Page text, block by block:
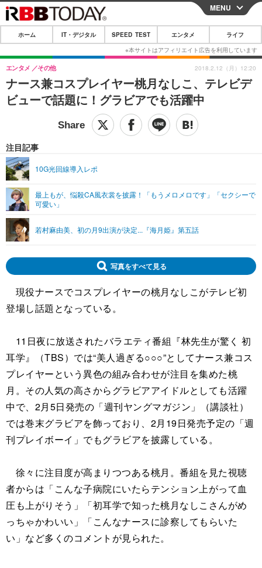
CLOSE
ホーム
IT・デジタル
IT・デジタルTOP スマートフォン
その他
SPEED TEST
映画・ドラマ
グラビア
ショッピング その他
ライフTOP
その他
リリース一覧
プッシュ通知の停止方法
MENU
ホーム IT・デジタル SPEED TEST エンタメ ライフ
ナース兼コスプレイヤー桃月なしこ、テレビデ
ビューで話題に！グラビアでも活躍中
エンタメ その他
注目記事
10G光回線導入レポ
最上もが、悩殺CA風衣裳を披露！「もうメロメロです」「セクシーで
可愛い」
若村麻由美、初の月9出演が決定...『海月姫』第五話
2018.2.12（月）12:20
写真をすべて見る
現役ナースでコスプレイヤーの桃月なしこがテレビ初
登場し話題となっている。
11日夜に放送されたバラエティ番組『林先生が驚く 初
耳学』（TBS）では“美人過ぎる○○○”としてナース兼コス
プレイヤーという異色の組み合わせが注目を集めた桃
月。その人気の高さからグラビアアイドルとしても活躍
中で、2月5日発売の「週刊ヤングマガジン」（講談社）
では巻末グラビアを飾っており、2月19日発売予定の「週
刊プレイボーイ」でもグラビアを披露している。
徐々に注目度が高まりつつある桃月。番組を見た視聴
者からは「こんな子病院にいたらテンション上がって血
圧も上がりそう」「初耳学で知った桃月なしこさんがめ
っちゃかわいい」「こんなナースに診察してもらいた
い」など多くのコメントが見られた。